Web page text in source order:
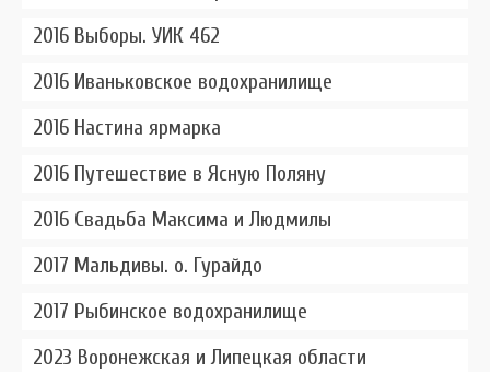
2016 Выборы. УИК 462
2016 Иваньковское водохранилище
2016 Настина ярмарка
2016 Путешествие в Ясную Поляну
2016 Свадьба Максима и Людмилы
2017 Мальдивы. о. Гурайдо
2017 Рыбинское водохранилище
2023 Воронежская и Липецкая области